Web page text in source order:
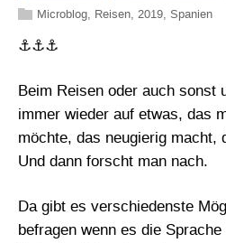
Microblog Reisen 2019 Spanien
⚓⚓⚓
Beim Reisen oder auch sonst
immer wieder auf etwas, das
möchte, das neugierig macht,
Und dann forscht man nach.
Da gibt es verschiedenste
befragen wenn es die